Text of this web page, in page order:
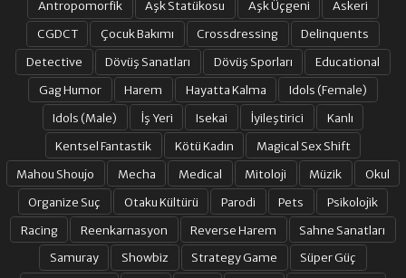
Antropomorfik Aşk Statükosu Aşk Üçgeni
Askeri
CGDCT
Çocuk Bakımı Crossdressing
Delinquents
Detective
Dövüş Sanatları Dövüş Sporları
Educational
Gag Humor
Harem Hayatta Kalma
Idols (Female)
Idols (Male)
İş Yeri Isekai İyileştirici
Kanlı
Kentsel Fantastik
Kötü Kadın
Magical Sex Shift
Mahou Shoujo
Mecha Medical Mitoloji Müzik
Okul
Organize Suç
Otaku Kültürü Parodi Pets
Psikolojik
Racing
Reenkarnasyon Reverse Harem
Sahne Sanatları
Samuray
Showbiz Strategy Game
Süper Güç